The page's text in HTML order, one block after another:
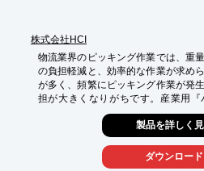
株式会社HCI
物流業界のピッキング作業では、重
の負担軽減と、効率的な作業が求め
が多く、頻繁にピッキング作業が発
担が大きくなりがちです。産業用『
は、最大50kgまでの重量物を容易に
の省人化に貢献します。
【活用シーン】
・倉庫での商品ピッキング
製品を詳しく
ダウンロード